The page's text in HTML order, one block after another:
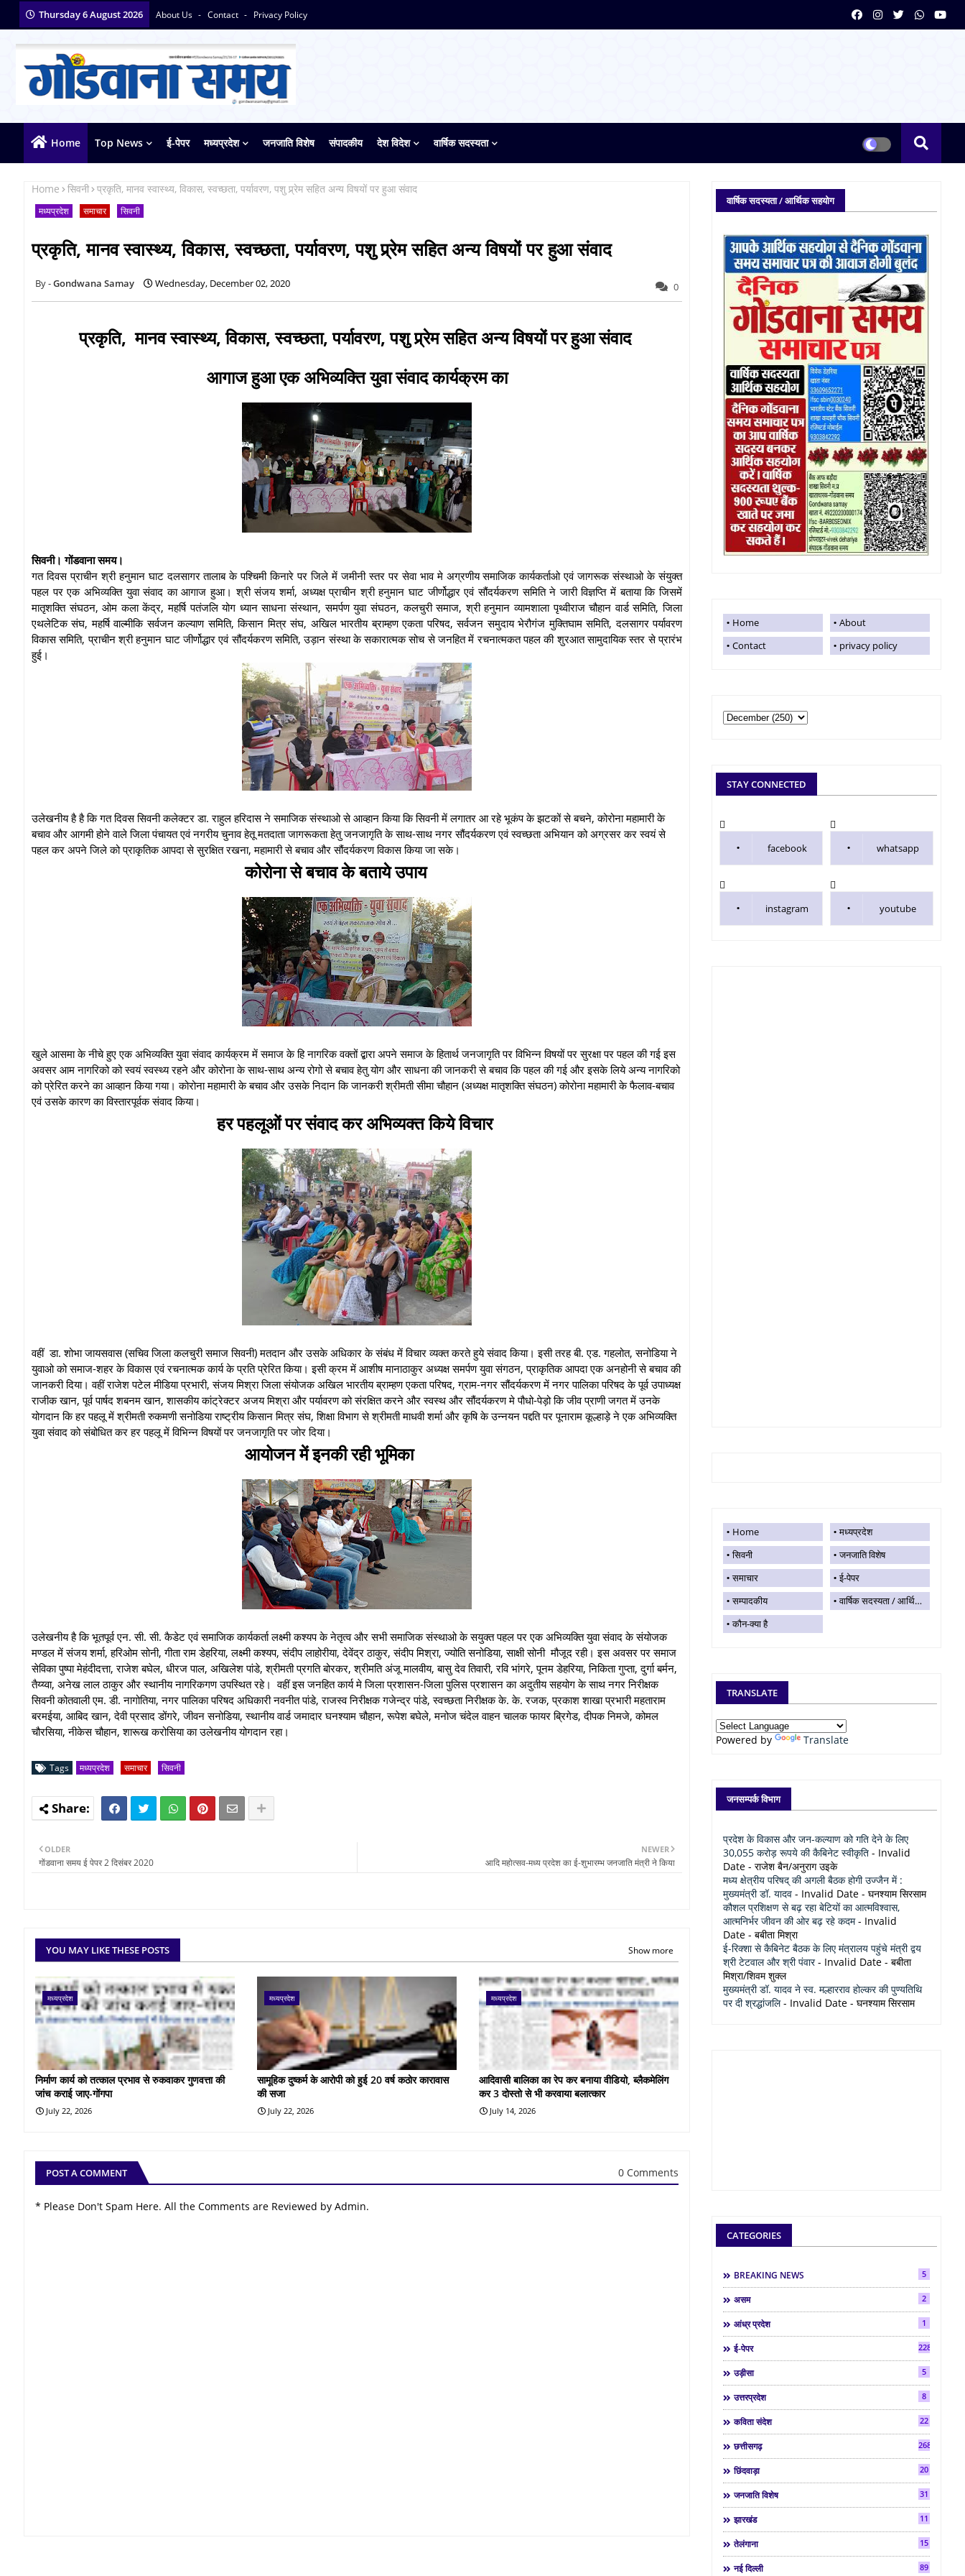
Thursday 6 August 2026 About Us Contact Privacy Policy
Home Top News ई-पेपर मध्यप्रदेश जनजाति विशेष संपादकीय देश विदेश वार्षिक सदस्यता
Home सिवनी प्रकृति, मानव स्वास्थ्य, विकास, स्वच्छता, पर्यावरण, पशु प्र्र्रेम सहित अन्य विषयों पर हुआ संवाद
मध्यप्रदेश समाचार सिवनी
प्रकृति, मानव स्वास्थ्य, विकास, स्वच्छता, पर्यावरण, पशु प्र्र्रेम सहित अन्य विषयों पर हुआ संवाद
Gondwana Samay Wednesday, December 02, 2020 0
प्रकृति, मानव स्वास्थ्य, विकास, स्वच्छता, पर्यावरण, पशु प्र्र्रेम सहित अन्य विषयों पर हुआ संवाद
आगाज हुआ एक अभिव्यक्ति युवा संवाद कार्यक्रम का
सिवनी। गोंडवाना समय।
गत दिवस प्राचीन श्री हनुमान घाट दलसागर तालाब के पश्चिमी किनारे पर जिले में जमीनी स्तर पर सेवा भाव मे अग्रणीय समाजिक कार्यकर्ताओ एवं जागरूक संस्थाओ के संयुक्त
पहल पर एक अभिव्यक्ति युवा संवाद का आगाज हुआ। श्री संजय शर्मा, अध्यक्ष प्राचीन श्री हनुमान घाट जीर्णोद्धार एवं सौंदर्यकरण समिति ने जारी विज्ञप्ति में बताया कि जिसमें
मातृशक्ति संघठन, ओम कला केंद्र, महर्षि पतंजलि योग ध्यान साधना संस्थान, समर्पण युवा संघठन, कलचुरी समाज, श्री हनुमान व्यामशाला पृथ्वीराज चौहान वार्ड समिति, जिला
एथलेटिक संघ, महर्षि वाल्मीकि सर्वजन कल्याण समिति, किसान मित्र संघ, अखिल भारतीय ब्राम्हण एकता परिषद, सर्वजन समुदाय भेरौगंज मुक्तिघाम समिति, दलसागर पर्यावरण
विकास समिति, प्राचीन श्री हनुमान घाट जीर्णोद्धार एवं सौंदर्यकरण समिति, उड़ान संस्था के सकारात्मक सोच से जनहित में रचनात्मकत पहल की शुरआत सामुदायिक स्तर से प्रारंभ
हुई।
उलेखनीय है है कि गत दिवस सिवनी कलेक्टर डा. राहुल हरिदास ने समाजिक संस्थाओ से आव्हान किया कि सिवनी में लगातर आ रहे भूकंप के झटकों से बचने, कोरोना महामारी के
बचाव और आगमी होने वाले जिला पंचायत एवं नगरीय चुनाव हेतू मतदाता जागरूकता हेतु जनजागृति के साथ-साथ नगर सौंदर्यकरण एवं स्वच्छता अभियान को अग्रसर कर स्वयं से
पहल कर अपने जिले को प्राकृतिक आपदा से सुरक्षित रखना, महामारी से बचाव और सौंदर्यकरण विकास किया जा सके।
कोरोना से बचाव के बताये उपाय
खुले आसमा के नीचे हुए एक अभिव्यक्ति युवा संवाद कार्यक्रम में समाज के हि नागरिक वक्तों द्बारा अपने समाज के हितार्थ जनजागृति पर विभिन्न विषयों पर सुरक्षा पर पहल की गई इस
अवसर आम नागरिको को स्वयं स्वस्थ्य रहने और कोरोना के साथ-साथ अन्य रोगो से बचाव हेतु योग और साधना की जानकरी से बचाव कि पहल की गई और इसके लिये अन्य नागरिको
को प्रेरित करने का आव्हान किया गया। कोरोना महामारी के बचाव और उसके निदान कि जानकरी श्रीमती सीमा चौहान (अध्यक्ष मातृशक्ति संघठन) कोरोना महामारी के फैलाव-बचाव
एवं उसके कारण का विस्तारपूर्वक संवाद किया।
हर पहलूओं पर संवाद कर अभिव्यक्त किये विचार
वहीं डा. शोभा जायसवास (सचिव जिला कलचुरी समाज सिवनी) मतदान और उसके अधिकार के संबंध में विचार व्यक्त करते हुये संवाद किया। इसी तरह बी. एड. गहलोत, सनोडिया ने
युवाओ को समाज-शहर के विकास एवं रचनात्मक कार्य के प्रति प्रेरित किया। इसी क्रम में आशीष मानाठाकुर अध्यक्ष समर्पण युवा संगठन, प्राकृतिक आपदा एक अनहोनी से बचाव की
जानकरी दिया। वहीं राजेश पटेल मीडिया प्रभारी, संजय मिश्रा जिला संयोजक अखिल भारतीय ब्राम्हण एकता परिषद, ग्राम-नगर सौंदर्यकरण में नगर पालिका परिषद के पूर्व उपाध्यक्ष
राजीक खान, पूर्व पार्षद शबनम खान, शासकीय कांट्रेक्टर अजय मिश्रा और पर्यावरण को संरक्षित करने और स्वस्थ और सौंदर्यकरण मे पौधो-पेड़ो कि जीव प्राणी जगत में उनके
योगदान कि हर पहलू में श्रीमती रुकमणी सनोडिया राष्ट्रीय किसान मित्र संघ, शिक्षा विभाग से श्रीमती माधवी शर्मा और कृषि के उन्नयन पद्दति पर पूनाराम कूल्हाड़े ने एक अभिव्यक्ति
युवा संवाद को संबोधित कर हर पहलू में विभिन्न विषयों पर जनजागृति पर जोर दिया।
आयोजन में इनकी रही भूमिका
उलेखनीय है कि भूतपूर्व एन. सी. सी. कैडेट एवं समाजिक कार्यकर्ता लक्ष्मी कश्यप के नेतृत्व और सभी समाजिक संस्थाओ के सयुक्त पहल पर एक अभिव्यक्ति युवा संवाद के संयोजक
मण्डल में संजय शर्मा, हरिओम सोनी, गीता राम डेहरिया, लक्ष्मी कश्यप, संदीप लाहोरीया, देवेंद्र ठाकुर, संदीप मिश्रा, ज्योति सनोडिया, साक्षी सोनी मौजूद रही। इस अवसर पर समाज
सेविका पुष्पा मेहंदीदत्ता, राजेश बघेल, धीरज पाल, अखिलेश पांडे, श्रीमती प्रगति बोरकर, श्रीमति अंजू मालवीय, बासु देव तिवारी, रवि भांगरे, पूनम डेहरिया, निकिता गुप्ता, दुर्गा बर्मन,
तैय्य्वा, अनेख लाल ठाकुर और स्थानीय नागरिकगण उपस्थित रहे। वहीं इस जनहित कार्य मे जिला प्रशासन-जिला पुलिस प्रशासन का अदुतीय सहयोग के साथ नगर निरीक्षक
सिवनी कोतवाली एम. डी. नागोतिया, नगर पालिका परिषद अधिकारी नवनीत पांडे, राजस्व निरीक्षक गजेन्द्र पांडे, स्वच्छता निरीक्षक के. के. रजक, प्रकाश शाखा प्रभारी महताराम
बरमईया, आबिद खान, देवी प्रसाद डोंगरे, जीवन सनोडिया, स्थानीय वार्ड जमादार घनश्याम चौहान, रूपेश बघेले, मनोज चंदेल वाहन चालक फायर ब्रिगेड, दीपक निमजे, कोमल
चौरसिया, नीकेस चौहान, शारूख करोसिया का उलेखनीय योगदान रहा।
Tags मध्यप्रदेश समाचार सिवनी
NEWER
आदि महोत्सव-मध्य प्रदेश का ई-शुभारम्भ जनजाति मंत्री ने किया
OLDER
गोंडवाना समय ई पेपर 2 दिसंबर 2020
YOU MAY LIKE THESE POSTS Show more
मध्यप्रदेश
निर्माण कार्य को तत्काल प्रभाव से रुकवाकर गुणवत्ता की
जांच कराई जाए-गोंगपा
July 22, 2026
मध्यप्रदेश
सामूहिक दुष्कर्म के आरोपी को हुई 20 वर्ष कठोर कारावास
की सजा
July 22, 2026
मध्यप्रदेश
आदिवासी बालिका का रेप कर बनाया वीडियो, ब्लैकमेलिंग
कर 3 दोस्तो से भी करवाया बलात्कार
July 14, 2026
POST A COMMENT 0 Comments
* Please Don't Spam Here. All the Comments are Reviewed by Admin.
वार्षिक सदस्यता / आर्थिक सहयोग
Home
About
Contact
privacy policy
STAY CONNECTED
facebook whatsapp
instagram youtube
Home
मध्यप्रदेश
सिवनी
जनजाति विशेष
समाचार
ई-पेपर
सम्पादकीय
वार्षिक सदस्यता / आर्थिक सहयोग
कौन-क्या है
TRANSLATE
Powered by Translate
जनसम्पर्क विभाग
प्रदेश के विकास और जन-कल्याण को गति देने के लिए
30,055 करोड़ रूपये की कैबिनेट स्वीकृति - Invalid
Date - राजेश बैन/अनुराग उइके
मध्य क्षेत्रीय परिषद् की अगली बैठक होगी उज्जैन में :
मुख्यमंत्री डॉ. यादव - Invalid Date - घनश्याम सिरसाम
कौशल प्रशिक्षण से बढ़ रहा बेटियों का आत्मविश्वास,
आत्मनिर्भर जीवन की ओर बढ़ रहे कदम- Invalid
Date - बबीता मिश्रा
ई-रिक्शा से कैबिनेट बैठक के लिए मंत्रालय पहुंचे मंत्री द्वय
श्री टेटवाल और श्री पंवार- Invalid Date - बबीता
मिश्रा/शिवम शुक्ल
मुख्यमंत्री डॉ. यादव ने स्व. मल्हारराव होल्कर की पुण्यतिथि
पर दी श्रद्धांजलि- Invalid Date - घनश्याम सिरसाम
CATEGORIES
BREAKING NEWS 5
असम 2
आंध्र प्रदेश 1
ई-पेपर 2286
उड़ीसा 5
उत्तरप्रदेश 8
कविता संदेश 22
छत्तीसगढ़ 268
छिंदवाड़ा 20
जनजाति विशेष 31
झारखंड 11
तेलंगाना 15
नई दिल्ली 89